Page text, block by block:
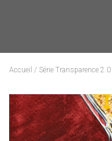
Accueil / Série Transparence 2.0